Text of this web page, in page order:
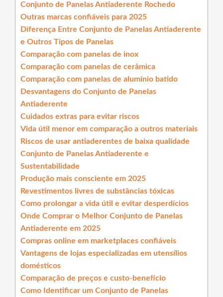
Conjunto de Panelas Antiaderente Rochedo
Outras marcas confiáveis para 2025
Diferença Entre Conjunto de Panelas Antiaderente
e Outros Tipos de Panelas
Comparação com panelas de inox
Comparação com panelas de cerâmica
Comparação com panelas de alumínio batido
Desvantagens do Conjunto de Panelas
Antiaderente
Cuidados extras para evitar riscos
Vida útil menor em comparação a outros materiais
Riscos de usar antiaderentes de baixa qualidade
Conjunto de Panelas Antiaderente e
Sustentabilidade
Produção mais consciente em 2025
Revestimentos livres de substâncias tóxicas
Como prolongar a vida útil e evitar desperdícios
Onde Comprar o Melhor Conjunto de Panelas
Antiaderente em 2025
Compras online em marketplaces confiáveis
Vantagens de lojas especializadas em utensílios
domésticos
Comparação de preços e custo-benefício
Como Identificar um Conjunto de Panelas